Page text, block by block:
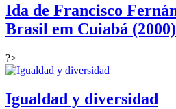
Ida de Francisco
Brasil em Cuiabá (2000)
?>
Igualdad y diversidad